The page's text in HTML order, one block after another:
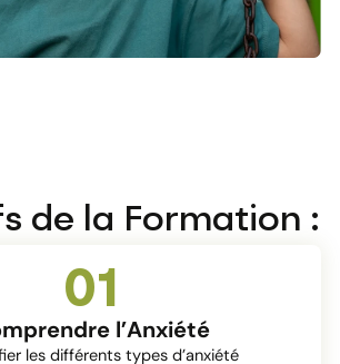
de la Formation :
01
l’Anxiété
les différents types d’anxiété